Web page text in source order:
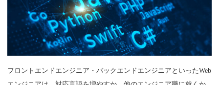
フロントエンドエンジニア・バックエンドエンジニアといったWeb